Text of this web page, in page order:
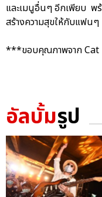
และเมนูอื่นๆ อีกเพียบ พ
สร้างความสุขให้กับแฟนๆ
***ขอบคุณภาพจาก Cat
อัลบั้มรูป